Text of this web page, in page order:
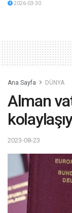
2026-03-30
Ana Sayfa DÜNYA
Alman
2023-08-23